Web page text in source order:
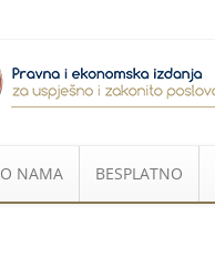
O NAMA BESPLATNO